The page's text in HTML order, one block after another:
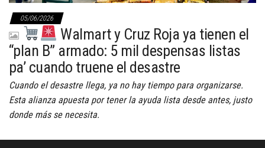
05/06/2026
Walmart y Cruz Roja ya tienen el
“plan B” armado: 5 mil despensas listas
pa’ cuando truene el desastre
Cuando el desastre llega, ya no hay tiempo para organizarse.
Esta alianza apuesta por tener la ayuda lista desde antes, justo
donde más se necesita.